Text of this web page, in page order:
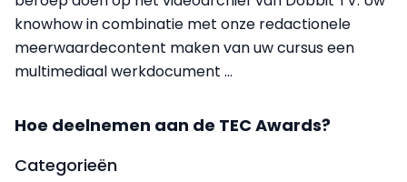
knowhow in combinatie met onze redactionele
meerwaardecontent maken van uw cursus een
multimediaal werkdocument …
Hoe deelnemen aan de TEC Awards?
Categorieën